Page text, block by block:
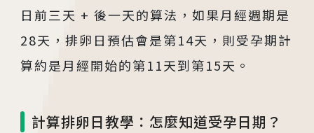
日前三天 + 後一天的算法，如果月經週期是
28天，排卵日預估會是第14天，則受孕期計
算約是月經開始的第11天到第15天。
計算排卵日教學：怎麼知道受孕日期？